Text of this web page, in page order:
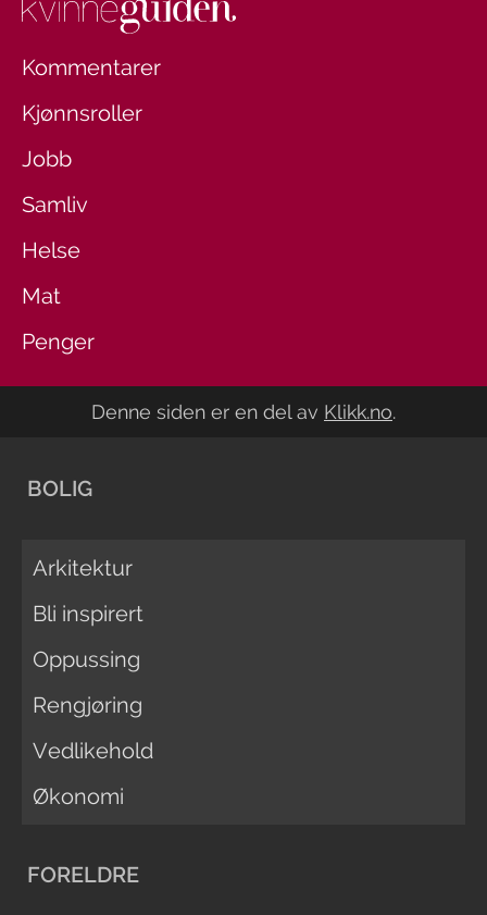
Kommentarer
Kjønnsroller
Jobb
Samliv
Helse
Mat
Penger
Denne siden er en del av Klikk.no.
BOLIG
Arkitektur
Bli inspirert
Oppussing
Rengjøring
Vedlikehold
Økonomi
FORELDRE